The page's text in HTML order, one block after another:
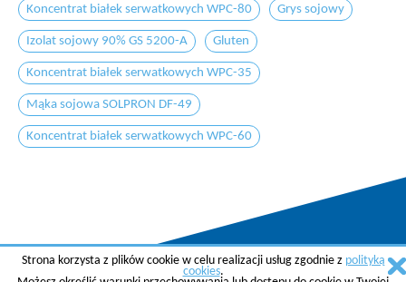
Koncentrat białek serwatkowych WPC-80 Grys sojowy
Izolat sojowy 90% GS 5200-A Gluten
Koncentrat białek serwatkowych WPC-35
Mąka sojowa SOLPRON DF-49
Koncentrat białek serwatkowych WPC-60
Copyright © 2015 AGREMA Poland Sp. z o.o.
Strona korzysta z plików cookie w celu realizacji usług zgodnie z polityką
cookies.